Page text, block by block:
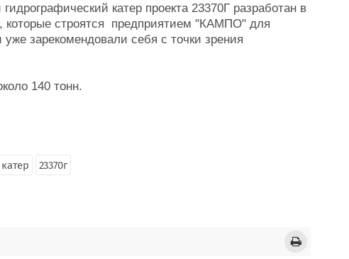
катер проекта 23370Г разработан в
которые строятся предприятием "КАМПО" для
зарекомендовали себя с точки зрения
140 тонн.
23370г